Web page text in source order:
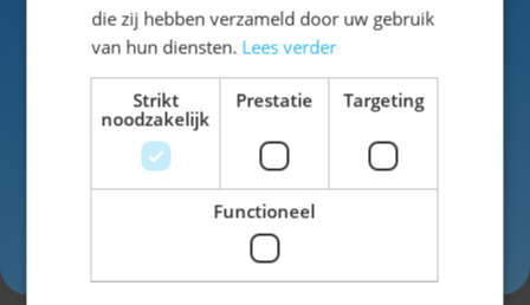
Voor de
dames
hebben we
lederhosen
ook een
die zij hebben verzameld door uw gebruik
van hun diensten. Lees verder
Strikt
noodzakelijk
Prestatie Targeting
Functioneel
Schrijf je nuin voor de nieuwsbrief en ontvang toegang
tot exclusieve kortingen!
Voor- en achternaam
Inschrijven